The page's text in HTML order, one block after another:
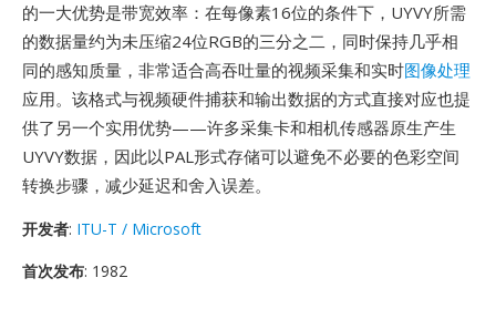
的一大优势是带宽效率：在每像素16位的条件下，UYVY所需
的数据量约为未压缩24位RGB的三分之二，同时保持几乎相
同的感知质量，非常适合高吞吐量的视频采集和实时图像处理
应用。该格式与视频硬件捕获和输出数据的方式直接对应也提
供了另一个实用优势——许多采集卡和相机传感器原生产生
UYVY数据，因此以PAL形式存储可以避免不必要的色彩空间
转换步骤，减少延迟和舍入误差。
开发者: ITU-T / Microsoft
首次发布: 1982